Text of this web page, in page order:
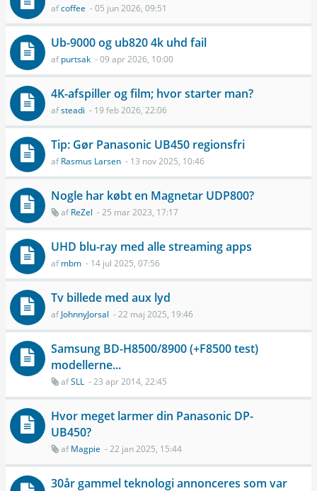
afcoffee - 05 jun 2026, 09:51
Ub-9000 og ub820 4k uhd fail
afpurtsak - 09 apr 2026, 10:00
4K-afspiller og film; hvor starter man?
afsteadi - 19 feb 2026, 22:06
Tip: Gør Panasonic UB450 regionsfri
afRasmus Larsen - 13 nov 2025, 10:46
Nogle har købt en Magnetar UDP800?
afReZel - 25 mar 2023, 17:17
UHD blu-ray med alle streaming apps
afmbm - 14 jul 2025, 07:56
Tv billede med aux lyd
afJohnnyJorsal - 22 maj 2025, 19:46
Samsung BD-H8500/8900 (+F8500 test)
modellerne...
afSLL - 23 apr 2014, 22:45
Hvor meget larmer din Panasonic DP-
UB450?
afMagpie - 22 jan 2025, 15:44
30år gammel teknologi annonceres som var